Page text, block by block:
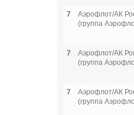
7
Аэрофлот/АК
(группа
7
Аэрофлот/АК
(группа
7
Аэрофлот/АК
(группа